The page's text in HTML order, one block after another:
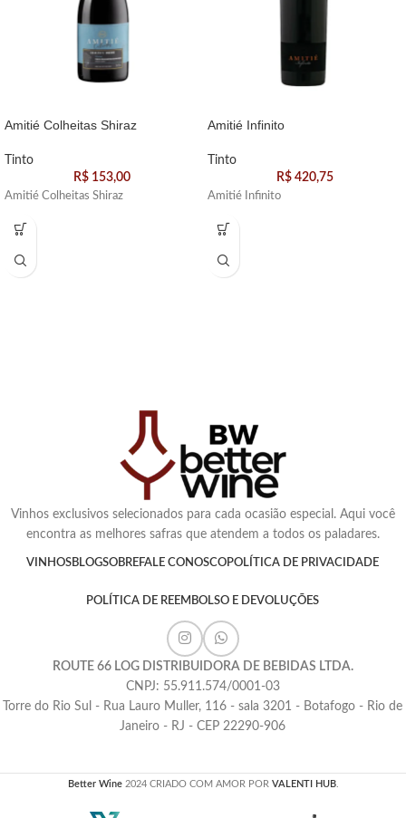
Amitié Colheitas Shiraz
Tinto
R$153,00
Amitié Colheitas Shiraz
Amitié Infinito
Tinto
R$420,75
Amitié Infinito
Vinhos exclusivos selecionados para cada ocasião especial. Aqui você
encontra as melhores safras que atendem a todos os paladares.
VINHOSBLOGSOBREFALE CONOSCOPOLÍTICA DE PRIVACIDADE
POLÍTICA DE REEMBOLSO E DEVOLUÇÕES
ROUTE 66 LOG DISTRIBUIDORA DE BEBIDAS LTDA.
CNPJ: 55.911.574/0001-03
Torre do Rio Sul - Rua Lauro Muller, 116 - sala 3201 - Botafogo - Rio de
Janeiro - RJ - CEP 22290-906
Better Wine 2024 CRIADO COM AMOR POR VALENTI HUB.